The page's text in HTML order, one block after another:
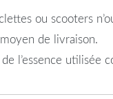
ou scooters
de livraison.
de l’essence